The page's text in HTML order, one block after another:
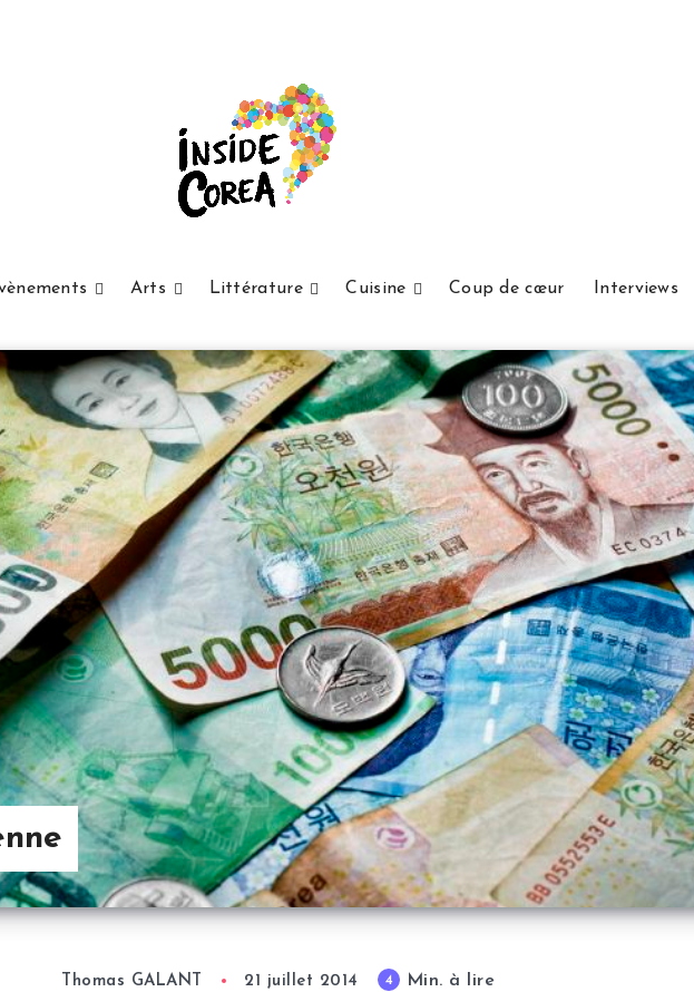
Arts Littérature Cuisine Coup de cœur Interviews
Thomas GALANT 21 juillet 2014 4 Min. à lire